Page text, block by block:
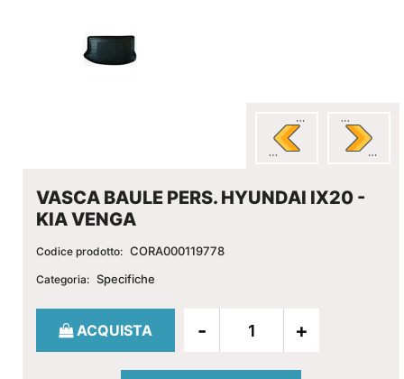
VASCA BAULE PERS. HYUNDAI IX20 -
KIA VENGA
Codice prodotto: CORA000119778
Categoria: Specifiche
Quantità
ACQUISTA